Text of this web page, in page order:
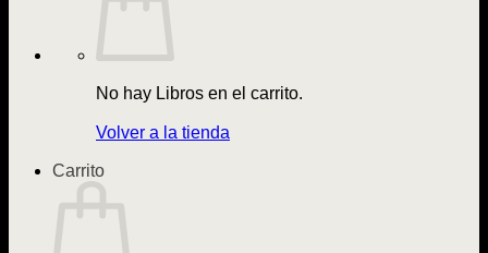
No hay Libros en el carrito.
Volver a la tienda
Carrito